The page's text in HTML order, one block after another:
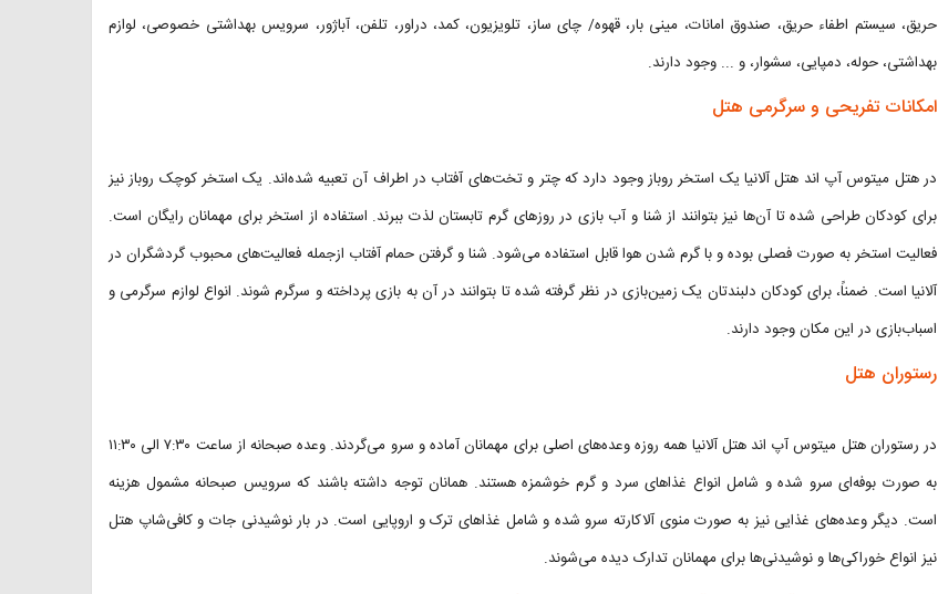
حریق، سیستم اطفاء حریق، صندوق امانات، مینی بار، قهوه/ چای ساز، تلویزیون، کمد، دراور، تلفن، آباژور، سرویس بهداشتی خصوصی، لوازم
بهداشتی، حوله، دمپایی، سشوار، و ... وجود دارند.
امکانات تفریحی و سرگرمی هتل
در هتل میتوس آپ اند هتل آلانیا یک استخر روباز وجود دارد که چتر و تخت‌های آفتاب در اطراف آن تعبیه شده‌اند. یک استخر کوچک روباز نیز
برای کودکان طراحی شده تا آن‌ها نیز بتوانند از شنا و آب بازی در روزهای گرم تابستان لذت ببرند. استفاده از استخر برای مهمانان رایگان است.
فعالیت استخر به صورت فصلی بوده و با گرم شدن هوا قابل استفاده می‌شود. شنا و گرفتن حمام آفتاب ازجمله فعالیت‌های محبوب گردشگران در
آلانیا است. ضمناً، برای کودکان دلبندتان یک زمین‌بازی در نظر گرفته شده تا بتوانند در آن به بازی پرداخته و سرگرم شوند. انواع لوازم سرگرمی و
اسباب‌بازی در این مکان وجود دارند.
رستوران هتل
در رستوران هتل میتوس آپ اند هتل آلانیا همه روزه وعده‌‌های اصلی برای مهمانان آماده و سرو می‌گردند. وعده صبحانه از ساعت ۷:۳۰ الی ۱۱:۳۰
به صورت بوفه‌ای سرو شده و شامل انواع غذاهای سرد و گرم خوشمزه هستند. همانان توجه داشته باشند که سرویس صبحانه مشمول هزینه
است. دیگر وعده‌های غذایی نیز به صورت منوی آلاکارته سرو شده و شامل غذاهای ترک و اروپایی است. در بار نوشیدنی جات و کافی‌شاپ هتل
نیز انواع خوراکی‌ها و نوشیدنی‌ها برای مهمانان تدارک دیده می‌شوند.